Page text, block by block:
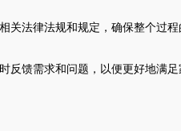
关法律法规和规定，确保整个过程
反馈需求和问题，以便更好地满足